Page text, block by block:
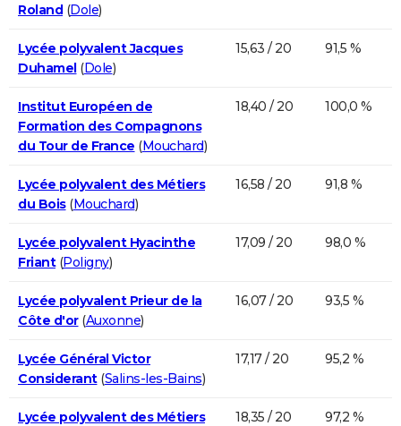
Roland(Dole)
Lycée polyvalent Jacques
Duhamel(Dole)
15,63 / 20 91,5 %
Institut Européen de
Formation des Compagnons
du Tour de France (Mouchard)
18,40 / 20 100,0 %
Lycée polyvalent des Métiers
du Bois(Mouchard)
16,58 / 20 91,8 %
Lycée polyvalent Hyacinthe
Friant(Poligny)
17,09 / 20 98,0 %
Lycée polyvalent Prieur de la
Côte d'or(Auxonne)
16,07 / 20 93,5 %
Lycée Général Victor
Considerant(Salins-les-Bains)
17,17 / 20 95,2 %
Lycée polyvalent des Métiers
18,35 / 20 97,2 %